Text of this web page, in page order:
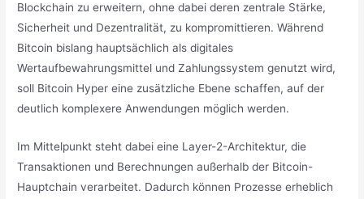
Blockchain zu erweitern, ohne dabei deren zentrale Stärke,
Sicherheit und Dezentralität, zu kompromittieren. Während
Bitcoin bislang hauptsächlich als digitales
Wertaufbewahrungsmittel und Zahlungssystem genutzt wird,
soll Bitcoin Hyper eine zusätzliche Ebene schaffen, auf der
deutlich komplexere Anwendungen möglich werden.
Im Mittelpunkt steht dabei eine Layer-2-Architektur, die
Transaktionen und Berechnungen außerhalb der Bitcoin-
Hauptchain verarbeitet. Dadurch können Prozesse erheblich